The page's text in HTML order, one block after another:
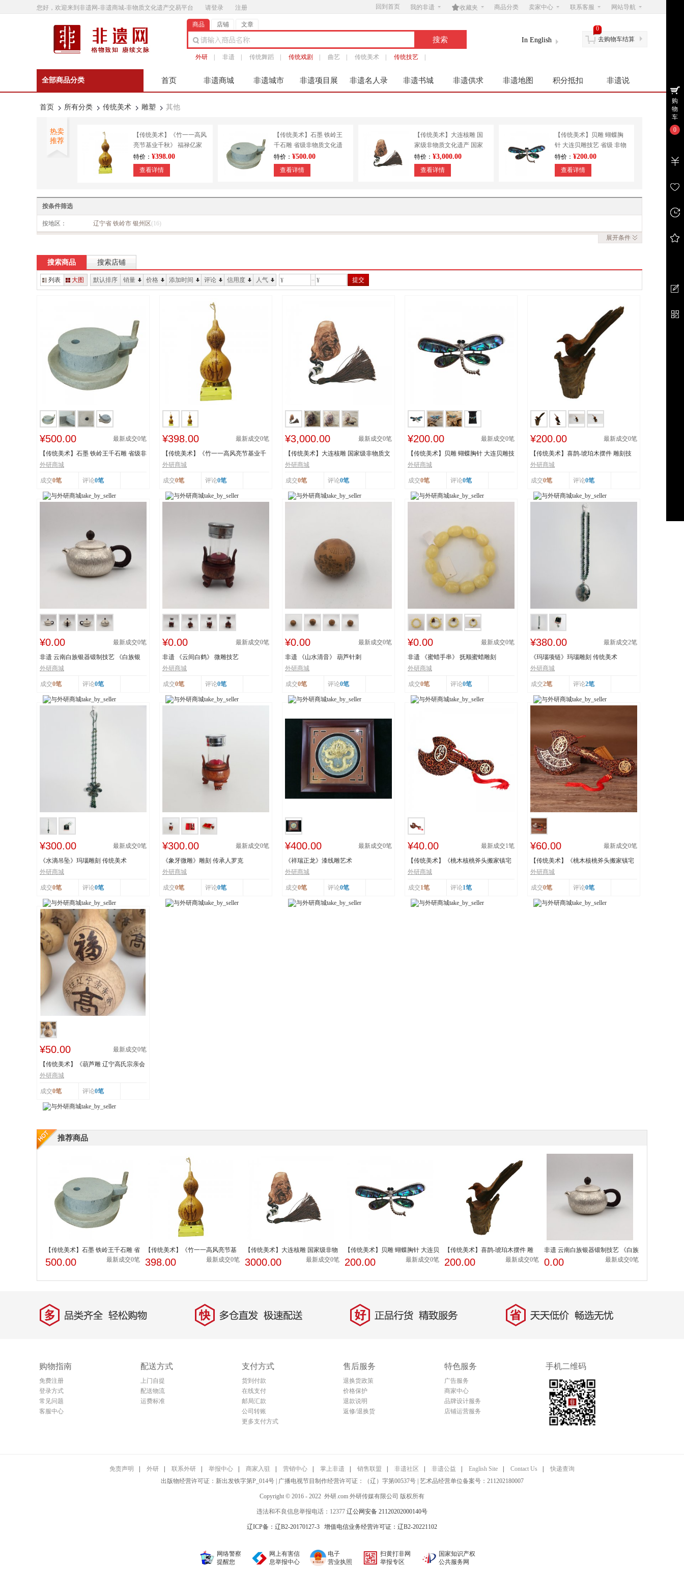
您好，欢迎来到非遗网-非遗商城-非物质文化遗产交易平台 请登录 注册 回到首页 我的非遗 󰄓收藏夹 商品分类 卖家中心 联系客服 网站导航
商品 店铺 文章
外研 非遗 传统舞蹈 传统戏剧 曲艺 传统美术 传统技艺
In English 去购物车结算
0
全部商品分类 首页 非遗商城 非遗城市 非遗项目展 非遗名人录 非遗书城 非遗供求 非遗地图 积分抵扣 非遗说
非遗微影
首页 所有分类 传统美术 雕塑 其他
热卖
推荐
【传统美术】《竹一一高风
亮节基业千秋》 福禄亿家
王超葫芦烙画与雕刻 市级
非物质文化遗产 山东枣庄
特价： ¥398.00
查看详情
【传统美术】石墨 铁岭王
千石雕 省级非物质文化遗
产 辽宁省铁岭市
特价： ¥500.00
查看详情
【传统美术】大连核雕 国
家级非物质文化遗产 国家
级传承人：韩志耀
特价： ¥3,000.00
查看详情
【传统美术】贝雕 蝴蝶胸
针 大连贝雕技艺 省级 非物
质文化遗产
特价： ¥200.00
查看详情
特价：¥0.00
查看详情
按条件筛选
按地区： 辽宁省 铁岭市 银州区(16)
展开条件
搜索商品 搜索店铺
列表 大图 默认排序 销量 价格 添加时间 评论 信用度 人气 ¥ ¥ 提交
¥500.00 最新成交0笔
【传统美术】石墨 铁岭王千石雕 省级非
物质文化遗...
外研商城
成交0笔 评论0笔
¥398.00 最新成交0笔
【传统美术】《竹一一高风亮节基业千
秋》 福禄亿家...
外研商城
成交0笔 评论0笔
¥3,000.00 最新成交0笔
【传统美术】大连核雕 国家级非物质文
化遗产 国家...
外研商城
成交0笔 评论0笔
¥200.00 最新成交0笔
【传统美术】贝雕 蝴蝶胸针 大连贝雕技
艺 省级 非...
外研商城
成交0笔 评论0笔
¥200.00 最新成交0笔
【传统美术】喜鹊-琥珀木摆件 雕刻技
艺 非遗网 辽宁
外研商城
成交0笔 评论0笔
¥0.00 最新成交0笔
非遗 云南白族银器锻制技艺 《白族银
壶》
外研商城
成交0笔 评论0笔
¥0.00 最新成交0笔
非遗 《云间白鹤》 微雕技艺
外研商城
成交0笔 评论0笔
¥0.00 最新成交0笔
非遗 《山水清音》 葫芦针刺
外研商城
成交0笔 评论0笔
¥0.00 最新成交0笔
非遗 《蜜蜡手串》 抚顺蜜蜡雕刻
外研商城
成交0笔 评论0笔
¥380.00 最新成交2笔
《玛瑙项链》玛瑙雕刻 传统美术
外研商城
成交2笔 评论2笔
¥300.00 最新成交0笔
《水滴吊坠》玛瑙雕刻 传统美术
外研商城
成交0笔 评论0笔
¥300.00 最新成交0笔
《象牙微雕》雕刻 传承人罗克
外研商城
成交0笔 评论0笔
¥400.00 最新成交0笔
《祥瑞正龙》漆线雕艺术
外研商城
成交0笔 评论0笔
¥40.00 最新成交1笔
【传统美术】《桃木核桃斧头搬家镇宅
辟邪斧子挂件小...
外研商城
成交1笔 评论1笔
¥60.00 最新成交0笔
【传统美术】《桃木核桃斧头搬家镇宅
辟邪斧子挂件大...
外研商城
成交0笔 评论0笔
¥50.00 最新成交0笔
【传统美术】《葫芦雕 辽宁高氏宗亲会
福》雕塑
外研商城
成交0笔 评论0笔
推荐商品
【传统美术】石墨 铁岭王千石雕 省
级非物质文化遗...
500.00 最新成交0笔
【传统美术】《竹一一高风亮节基
业千秋》 福禄亿家...
398.00 最新成交0笔
【传统美术】大连核雕 国家级非物
质文化遗产 国家...
3000.00 最新成交0笔
【传统美术】贝雕 蝴蝶胸针 大连贝
雕技艺 省级 非...
200.00 最新成交0笔
【传统美术】喜鹊-琥珀木摆件 雕
刻技艺 非遗网 辽宁
200.00 最新成交0笔
非遗 云南白族银器锻制技艺 《白族
银壶》
0.00 最新成交0笔
购物指南
免费注册
登录方式
常见问题
客服中心
配送方式
上门自提
配送物流
运费标准
支付方式
货到付款
在线支付
邮局汇款
公司转账
更多支付方式
售后服务
退换货政策
价格保护
退款说明
返修/退换货
特色服务
广告服务
商家中心
品牌设计服务
店铺运营服务
手机二维码
免责声明 外研 联系外研 举报中心 商家入驻 营销中心 掌上非遗 销售联盟 非遗社区 非遗公益 English Site Contact Us
快递查询
出版物经营许可证：新出发铁字第P_014号 | 广播电视节目制作经营许可证：（辽）字第00537号 | 艺术品经营单位备案号：211202180007
Copyright © 2016 - 2022 外研.com 外研传媒有限公司 版权所有
违法和不良信息举报电话：12377 辽公网安备 21120202000140号
辽ICP备：辽B2-20170127-3 增值电信业务经营许可证：辽B2-20221102
网络警察
提醒您
网上有害信
息举报中心
电子
营业执照
扫黄打非网
举报专区
国家知识产权
公共服务网
购
物
车
0